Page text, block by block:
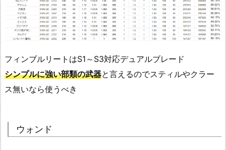
フィンブルリートはS1～S3対応デュアルブレード
シンプルに強い部類の武器と言えるのでスティルやクラー
ス無いなら使うべき
ウォンド